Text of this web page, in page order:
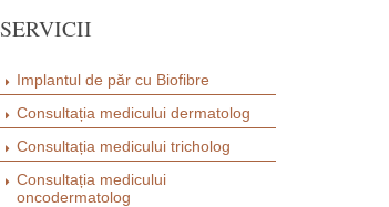
SERVICII
Implantul de păr cu Biofibre
Consultația medicului dermatolog
Consultația medicului tricholog
Consultația medicului
oncodermatolog